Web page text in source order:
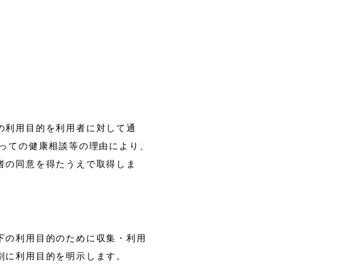
用目的を利用者に対して通
の健康相談等の理由により、
同意を得たうえで取得しま
利用目的のために収集・利用
利用目的を明示します。